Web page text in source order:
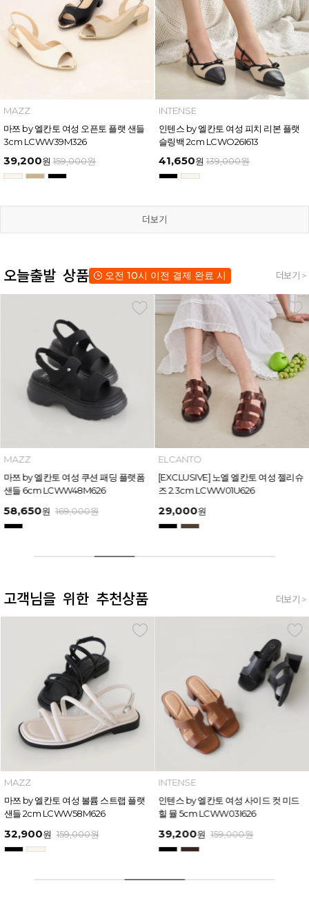
MAZZ
마쯔 by 엘칸토 여성 오픈토 플랫 샌들
3cm LCWW39M326
39,200원 159,000원
INTENSE
인텐스 by 엘칸토 여성 피치 리본 플랫
슬링백 2cm LCWO26I613
41,650원 139,000원
더보기
오늘출발 상품 오전 10시 이전 결제 완료 시 더보기 >
MAZZ
마쯔 by 엘칸토 여성 쿠션 패딩 플랫폼
샌들 6cm LCWW48M626
58,650원 169,000원
ELCANTO
[EXCLUSIVE] 노엘 엘칸토 여성 젤리슈
즈 2.3cm LCWW01U626
29,000원
고객님을 위한 추천상품 더보기 >
MAZZ
마쯔 by 엘칸토 여성 볼륨 스트랩 플랫
샌들 2cm LCWW58M626
32,900원 159,000원
INTENSE
인텐스 by 엘칸토 여성 사이드 컷 미드
힐 뮬 5cm LCWW03I626
39,200원 159,000원